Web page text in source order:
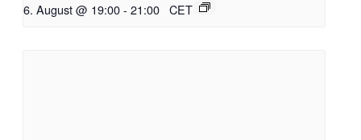
6. August @ 19:00- 21:00 CET